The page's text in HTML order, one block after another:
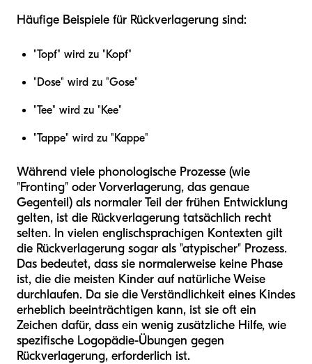
Häufige Beispiele für Rückverlagerung sind:
"Topf" wird zu "Kopf"
"Dose" wird zu "Gose"
"Tee" wird zu "Kee"
"Tappe" wird zu "Kappe"
Während viele phonologische Prozesse (wie
"Fronting" oder Vorverlagerung, das genaue
Gegenteil) als normaler Teil der frühen Entwicklung
gelten, ist die Rückverlagerung tatsächlich recht
selten. In vielen englischsprachigen Kontexten gilt
die Rückverlagerung sogar als "atypischer" Prozess.
Das bedeutet, dass sie normalerweise keine Phase
ist, die die meisten Kinder auf natürliche Weise
durchlaufen. Da sie die Verständlichkeit eines Kindes
erheblich beeinträchtigen kann, ist sie oft ein
Zeichen dafür, dass ein wenig zusätzliche Hilfe, wie
spezifische Logopädie-Übungen gegen
Rückverlagerung, erforderlich ist.